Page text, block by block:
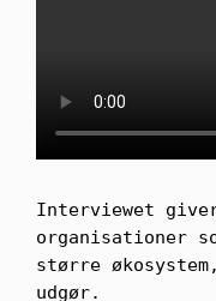
Interviewet
organisationer
større
udgør.